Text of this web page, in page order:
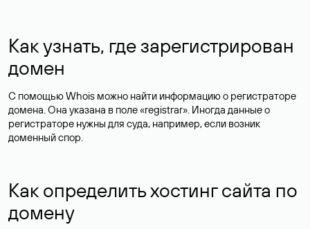
Как узнать, где зарегистрирован
домен
С помощью Whois можно найти информацию о регистраторе
домена. Она указана в поле «registrar». Иногда данные о
регистраторе нужны для суда, например, если возник
доменный спор.
Как определить хостинг сайта по
домену